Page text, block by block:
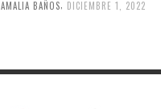
AMALIA BAÑOS DICIEMBRE 1, 2022